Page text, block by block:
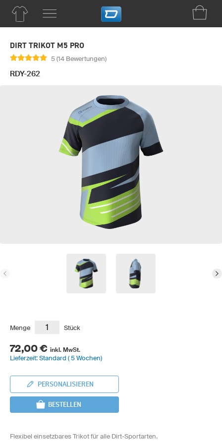
DIRT TRIKOT M5 PRO
5 (14 Bewertungen)
RDY-262
Menge Stück
72,00 € inkl. MwSt.
Lieferzeit: Standard ( 5 Wochen)
PERSONALISIEREN
BESTELLEN
Flexibel einsetzbares Trikot für alle Dirt-Sportarten.